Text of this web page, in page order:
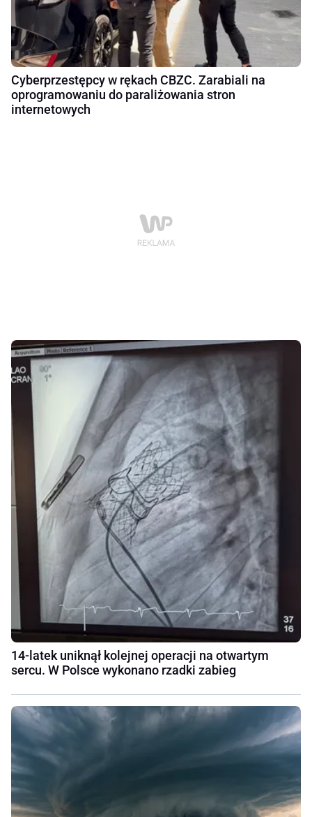
Cyberprzestępcy w rękach CBZC. Zarabiali na
oprogramowaniu do paraliżowania stron
internetowych
14-latek uniknął kolejnej operacji na otwartym
sercu. W Polsce wykonano rzadki zabieg